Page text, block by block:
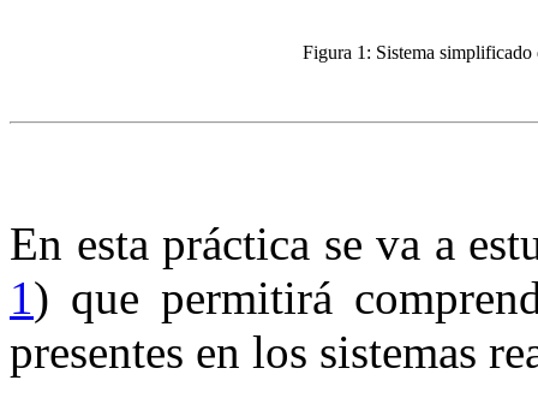
Figura 1: Sistema
En esta práctica se va a
1) que permitirá
presentes en los sistemas